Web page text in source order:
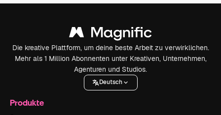
Die kreative Plattform, um deine beste Arbeit zu verwirklichen.
Mehr als 1 Million Abonnenten unter Kreativen, Unternehmen,
Agenturen und Studios.
Deutsch
Produkte